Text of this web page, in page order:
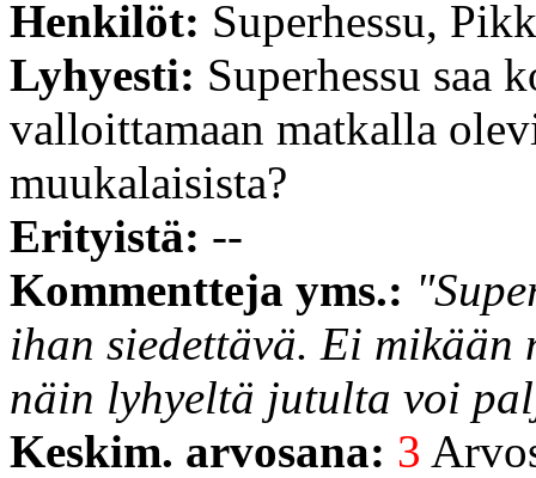
Henkilöt: Superhessu,
Lyhyesti: Superhessu saa
valloittamaan matkalla
muukalaisista?
Erityistä: --
Kommentteja yms.:
ihan siedettävä. Ei
näin lyhyeltä jutulta voi
Keskim. arvosana: 3